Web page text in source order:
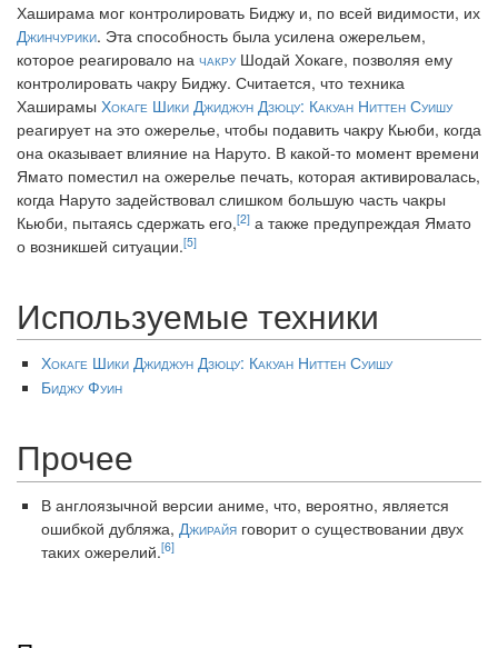
Хаширама мог контролировать Биджу и, по всей видимости, их
Джинчурики. Эта способность была усилена ожерельем,
которое реагировало на чакруШодай Хокаге, позволяя ему
контролировать чакру Биджу. Считается, что техника
Хаширамы Хокаге Шики Джиджун Дзюцу: Какуан Ниттен Суишу
реагирует на это ожерелье, чтобы подавить чакру Кьюби, когда
она оказывает влияние на Наруто. В какой-то момент времени
Ямато поместил на ожерелье печать, которая активировалась,
когда Наруто задействовал слишком большую часть чакры
Кьюби, пытаясь сдержать его,[2] а также предупреждая Ямато
о возникшей ситуации.[5]
Используемые техники
Хокаге Шики Джиджун Дзюцу: Какуан Ниттен Суишу
Биджу Фуин
Прочее
В англоязычной версии аниме, что, вероятно, является
ошибкой дубляжа, Джирайя говорит о существовании двух
таких ожерелий.[6]